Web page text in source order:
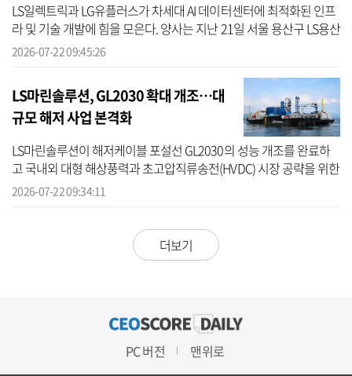
LS일렉트릭과 LG유플러스가 차세대 AI 데이터센터에 최적화된 인프
라 및 기술 개발에 힘을 모은다. 양사는 지난 21일 서울 용산구 LS용산
타워에서 ‘AI 데이터센터 전력 인프라 공동 개발 및 경쟁력 강화를 위
2026-07-22 09:45:26
LS마린솔루션, GL2030 확대 개조…대
규모 해저 사업 본격화
LS마린솔루션이 해저케이블 포설선 GL2030의 성능 개조를 완료하
고 국내외 대형 해상풍력과 초고압직류송전(HVDC) 시장 공략을 위한
시공 역량을 강화했다. LS마린솔루션은 GL2030의 케이블 적재 용량
2026-07-22 09:34:11
더보기
PC 버전 맨위로